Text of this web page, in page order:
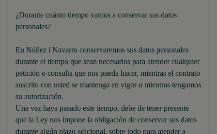
¿Durante cuánto tiempo vamos a conservar sus datos
personales?
En Núñez i Navarro conservaremos sus datos personales
durante el tiempo que sean necesarios para atender cualquier
petición o consulta que nos pueda hacer, mientras el contrato
suscrito con usted se mantenga en vigor o mientras tengamos
su autorización.
Una vez haya pasado este tiempo, debe de tener presente
que la Ley nos impone la obligación de conservar sus datos
durante algún plazo adicional, sobre todo para atender a